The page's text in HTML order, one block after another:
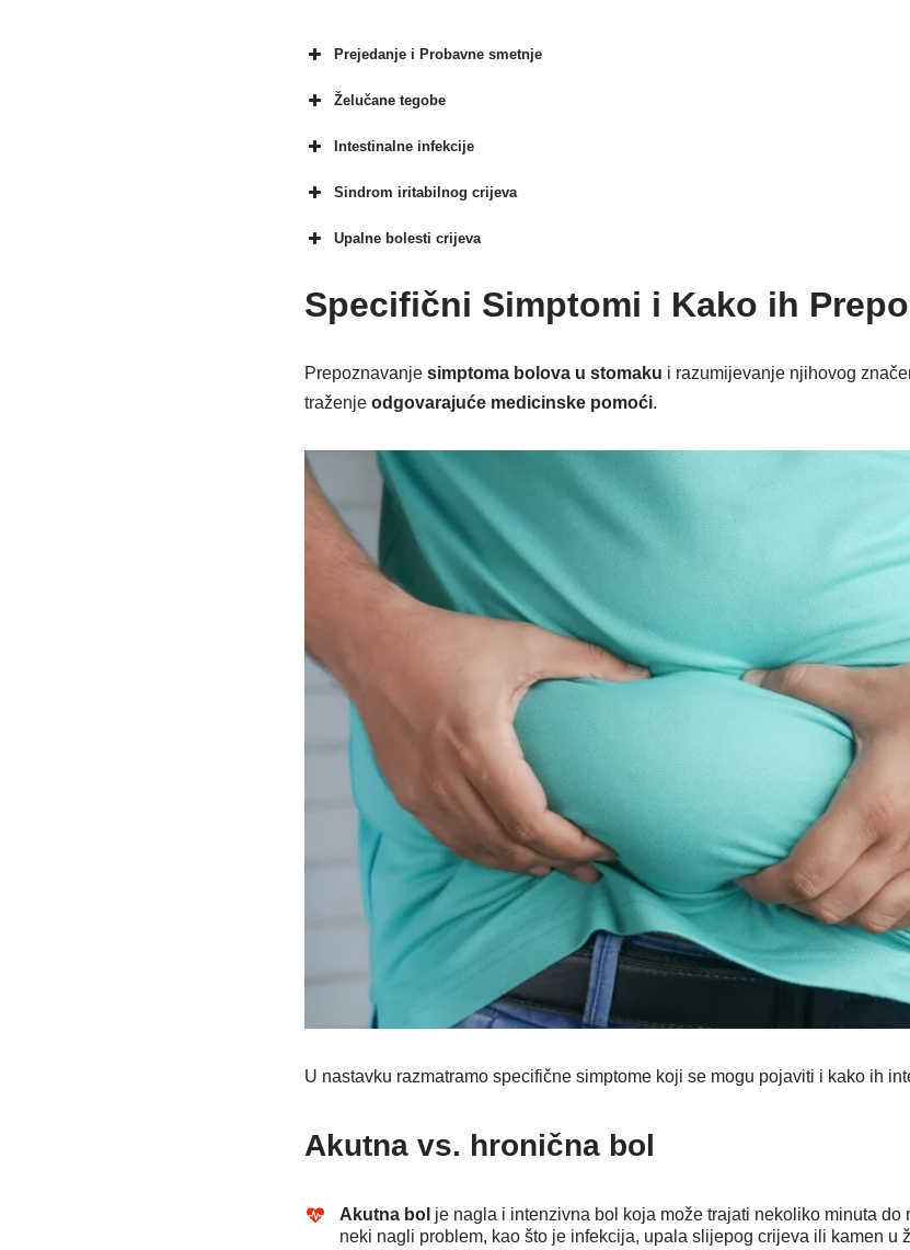
Prejedanje i Probavne smetnje
Želučane tegobe
Intestinalne infekcije
Sindrom iritabilnog crijeva
Upalne bolesti crijeva
Specifični Simptomi i Kako ih
Prepoznavanje simptoma bolova u stomaku i razumijevanje njihovog
traženje odgovarajuće medicinske pomoći.
U nastavku razmatramo specifične simptome koji se mogu pojaviti i kako ih
Akutna vs. hronična bol
Akutna bol je nagla i intenzivna bol koja može trajati nekoliko minuta do
neki nagli problem, kao što je infekcija, upala slijepog crijeva ili kamen u